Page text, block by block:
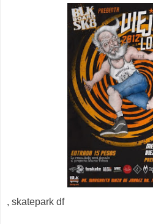
, skatepark df